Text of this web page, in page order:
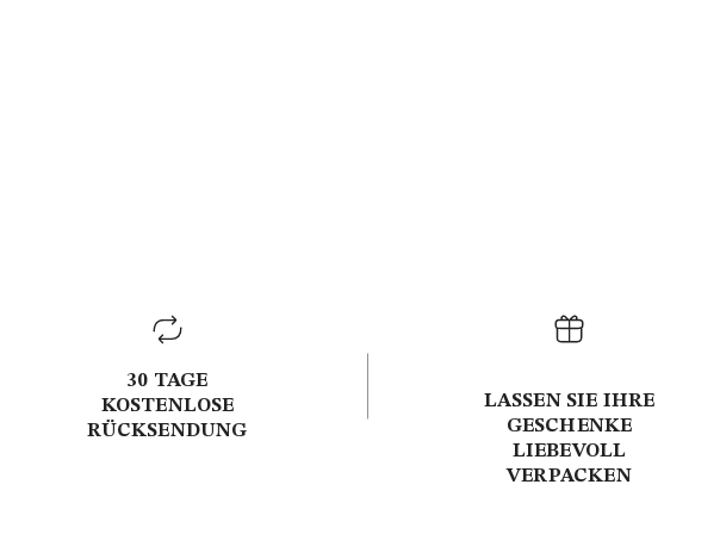
30 TAGE
KOSTENLOSE
RÜCKSENDUNG
LASSEN SIE IHRE
GESCHENKE
LIEBEVOLL
VERPACKEN